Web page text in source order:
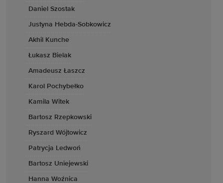
Daniel Szostak
Justyna Hebda-Sobkowicz
Akhil Kunche
Łukasz Bielak
Amadeusz Łaszcz
Karol Pochybełko
Kamila Witek
Bartosz Rzepkowski
Ryszard Wójtowicz
Patrycja Ledwoń
Bartosz Uniejewski
Hanna Woźnica